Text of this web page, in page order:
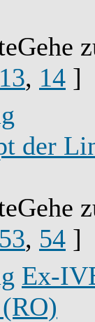
Gehe
13, 14 ]
der
Gehe
53, 54 ]
Ex-